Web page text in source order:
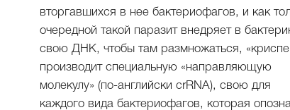
вторгавшихся в нее бактериофагов, и как
очередной такой паразит внедряет в
свою ДНК, чтобы там размножаться,
производит специальную «направляющую
молекулу» (по-английски crRNA), свою для
каждого вида бактериофагов, которая